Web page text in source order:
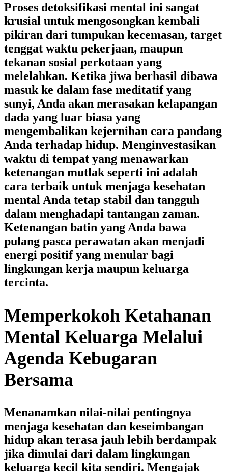
Proses detoksifikasi mental ini sangat
krusial untuk mengosongkan kembali
pikiran dari tumpukan kecemasan, target
tenggat waktu pekerjaan, maupun
tekanan sosial perkotaan yang
melelahkan. Ketika jiwa berhasil dibawa
masuk ke dalam fase meditatif yang
sunyi, Anda akan merasakan kelapangan
dada yang luar biasa yang
mengembalikan kejernihan cara pandang
Anda terhadap hidup. Menginvestasikan
waktu di tempat yang menawarkan
ketenangan mutlak seperti ini adalah
cara terbaik untuk menjaga kesehatan
mental Anda tetap stabil dan tangguh
dalam menghadapi tantangan zaman.
Ketenangan batin yang Anda bawa
pulang pasca perawatan akan menjadi
energi positif yang menular bagi
lingkungan kerja maupun keluarga
tercinta.
Memperkokoh Ketahanan
Mental Keluarga Melalui
Agenda Kebugaran
Bersama
Menanamkan nilai-nilai pentingnya
menjaga kesehatan dan keseimbangan
hidup akan terasa jauh lebih berdampak
jika dimulai dari dalam lingkungan
keluarga kecil kita sendiri. Mengajak